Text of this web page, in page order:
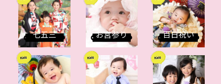
七五三 お宮参り 百日祝い